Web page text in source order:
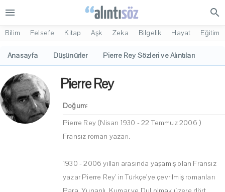
menu search
Bilim Felsefe Kitap Aşk Zeka Bilgelik Hayat Eğitim
Anasayfa Düşünürler Pierre Rey Sözleri ve Alıntıları
Pierre Rey
Doğum:
Pierre Rey (Nisan 1930 - 22 Temmuz 2006 )
Fransız roman yazarı.
1930 - 2006 yılları arasında yaşamış olan Fransız
yazar Pierre Rey' in Türkçe'ye çevrilmiş romanları